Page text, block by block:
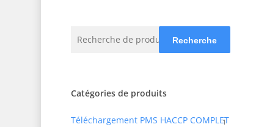
Recherche
Recherche
Catégories de produits
Téléchargement PMS HACCP COMPLET
1